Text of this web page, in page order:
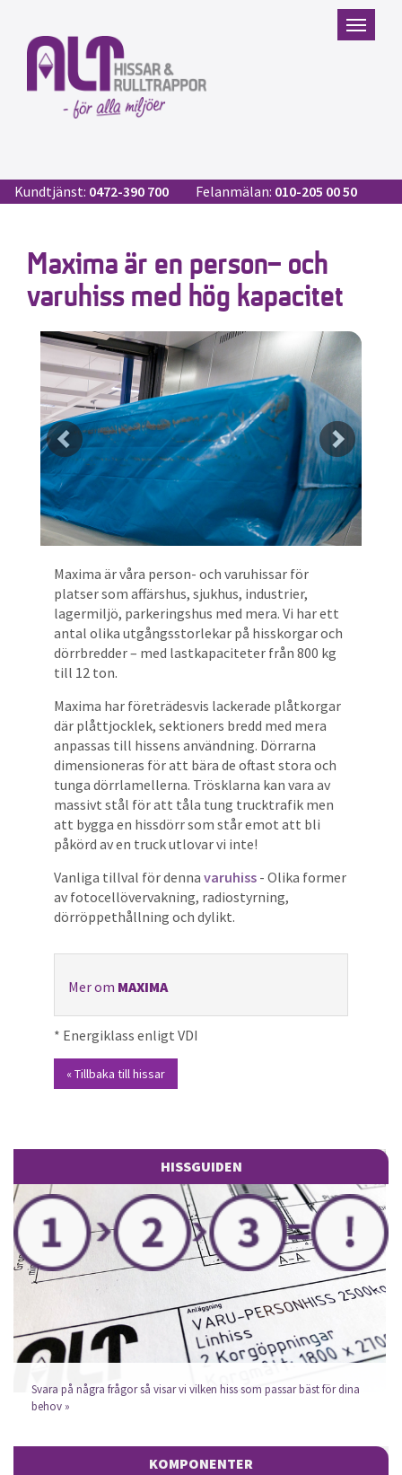
Kundtjänst: 0472-390 700 Felanmälan: 010-205 00 50
Maxima är en person- och
varuhiss med hög kapacitet
Maxima är våra person- och varuhissar för
platser som affärshus, sjukhus, industrier,
lagermiljö, parkeringshus med mera. Vi har ett
antal olika utgångsstorlekar på hisskorgar och
dörrbredder – med lastkapaciteter från 800 kg
till 12 ton.
Maxima har företrädesvis lackerade plåtkorgar
där plåttjocklek, sektioners bredd med mera
anpassas till hissens användning. Dörrarna
dimensioneras för att bära de oftast stora och
tunga dörrlamellerna. Trösklarna kan vara av
massivt stål för att tåla tung trucktrafik men
att bygga en hissdörr som står emot att bli
påkörd av en truck utlovar vi inte!
Vanliga tillval för denna varuhiss - Olika former
av fotocellövervakning, radiostyrning,
dörröppethållning och dylikt.
Mer om MAXIMA
* Energiklass enligt VDI
« Tillbaka till hissar
HISSGUIDEN
Svara på några frågor så visar vi vilken hiss som passar bäst för dina
behov »
KOMPONENTER